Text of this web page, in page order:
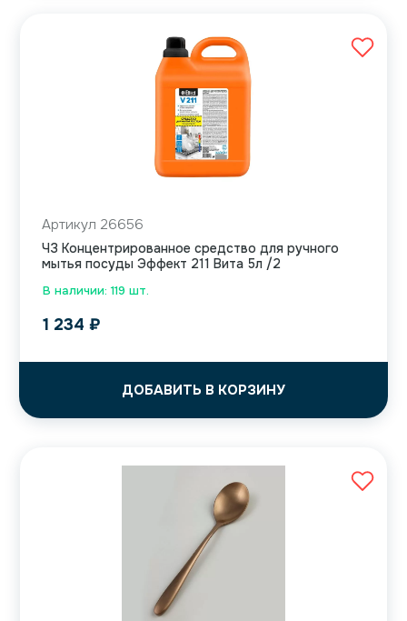
В наличии: 119 шт.
Артикул 26656
ЧЗ Концентрированное средство для ручного
мытья посуды Эффект 211 Вита 5л /2
1 234 ₽
ДОБАВИТЬ В КОРЗИНУ